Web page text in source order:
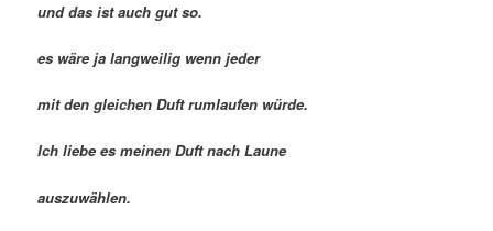
und das ist auch gut so.
es wäre ja langweilig wenn jeder
mit den gleichen Duft rumlaufen würde.
Ich liebe es meinen Duft nach Laune
auszuwählen.